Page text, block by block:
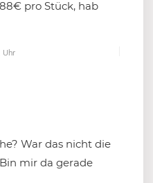
pro Stück, hab
Uhr
War das nicht die
mir da gerade